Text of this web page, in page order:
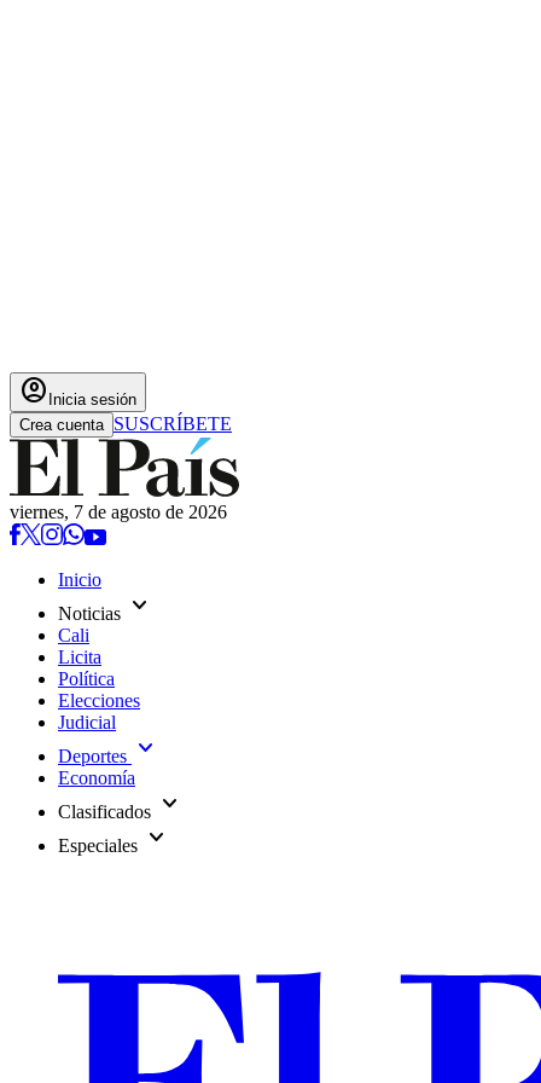
account_circle Inicia sesión
Crea cuenta SUSCRÍBETE
viernes, 7 de agosto de 2026
Inicio
Noticias expand_more
Cali
Licita
Política
Elecciones
Judicial
Deportes expand_more
Economía
Clasificados expand_more
Especiales expand_more